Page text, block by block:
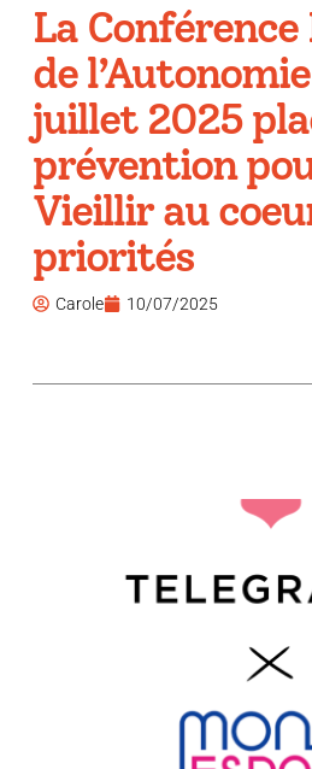
La
de
juillet 2025
prévention
Vieillir au
priorités
Carole 10/07/2025